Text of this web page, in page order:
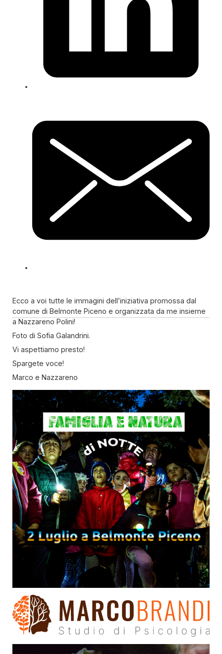
Ecco a voi tutte le immagini dell’iniziativa promossa dal
comune di Belmonte Piceno e organizzata da me insieme
a Nazzareno Polini!
Foto di Sofia Galandrini.
Vi aspettiamo presto!
Spargete voce!
Marco e Nazzareno